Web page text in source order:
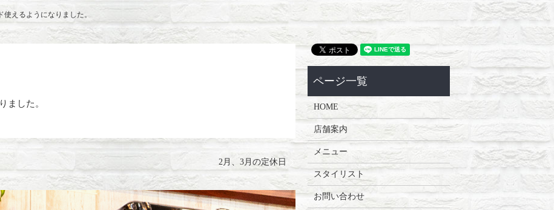
使えるようになりました。
ました。
2月、3月の定休日
HOME
店舗案内
メニュー
スタイリスト
お問い合わせ